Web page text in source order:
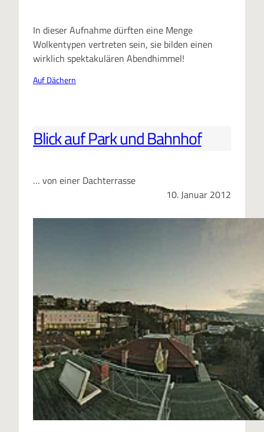
In dieser Aufnahme dürften eine Menge
Wolkentypen vertreten sein, sie bilden einen
wirklich spektakulären Abendhimmel!
Auf Dächern
Blick auf Park und Bahnhof
… von einer Dachterrasse
10. Januar 2012